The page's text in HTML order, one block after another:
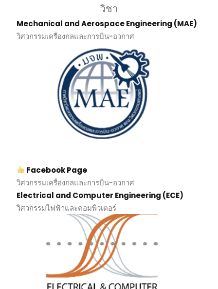
วิชา
Mechanical and Aerospace Engineering (MAE)
วิศวกรรมเครื่องกลและการบิน-อวกาศ
Facebook Page
วิศวกรรมเครื่องกลและการบิน-อวกาศ
Electrical and Computer Engineering (ECE)
วิศวกรรมไฟฟ้าและคอมพิวเตอร์